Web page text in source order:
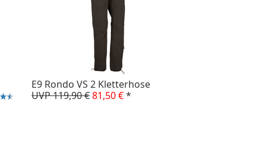
E9 Rondo VS 2 Kletterhose
UVP 119,90 €81,50 €*